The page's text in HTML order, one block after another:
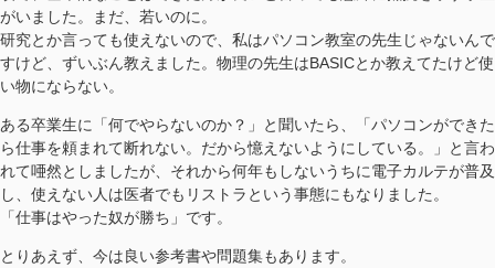
がいました。まだ、若いのに。
研究とか言っても使えないので、私はパソコン教室の先生じゃないんで
すけど、ずいぶん教えました。物理の先生はBASICとか教えてたけど使
い物にならない。
ある卒業生に「何でやらないのか？」と聞いたら、「パソコンができた
ら仕事を頼まれて断れない。だから憶えないようにしている。」と言わ
れて唖然としましたが、それから何年もしないうちに電子カルテが普及
し、使えない人は医者でもリストラという事態にもなりました。
「仕事はやった奴が勝ち」です。
とりあえず、今は良い参考書や問題集もあります。